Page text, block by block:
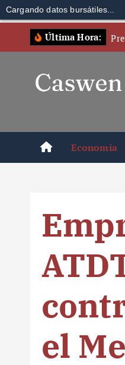
Cargando datos bursátiles...
Última Hora:
Economía
el